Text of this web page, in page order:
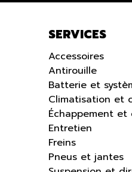
SERVICES
Accessoires
Antirouille
Batterie et
Climatisation et
Échappement et
Entretien
Freins
Pneus et jantes